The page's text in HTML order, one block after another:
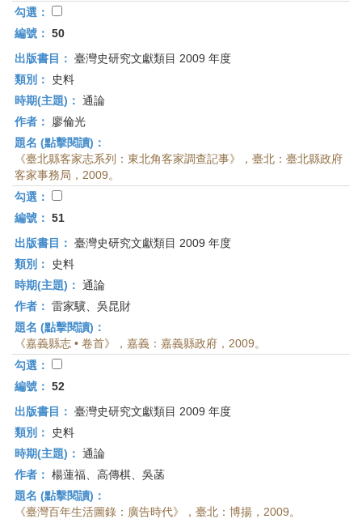
勾選：
編號： 50
出版書目： 臺灣史研究文獻類目 2009 年度
類別：
史料
時期(主題)： 通論
作者：
廖倫光
題名 (點擊閱讀)：
《臺北縣客家志系列：東北角客家調查記事》，臺北：臺北縣政府
客家事務局，2009。
勾選：
編號： 51
出版書目： 臺灣史研究文獻類目 2009 年度
類別：
史料
時期(主題)： 通論
作者： 雷家驥、吳昆財
題名 (點擊閱讀)：
《嘉義縣志 • 卷首》，嘉義：嘉義縣政府，2009。
勾選：
編號： 52
出版書目： 臺灣史研究文獻類目 2009 年度
類別：
史料
時期(主題)： 通論
作者： 楊蓮福、高傳棋、吳菡
題名 (點擊閱讀)：
《臺灣百年生活圖錄：廣告時代》，臺北：博揚，2009。